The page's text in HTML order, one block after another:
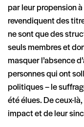
par leur propension
revendiquent des
ne sont que des
seuls membres et
masquer l’absence
personnes qui ont
politiques – le
été élues. De ceux-
impact et de leur